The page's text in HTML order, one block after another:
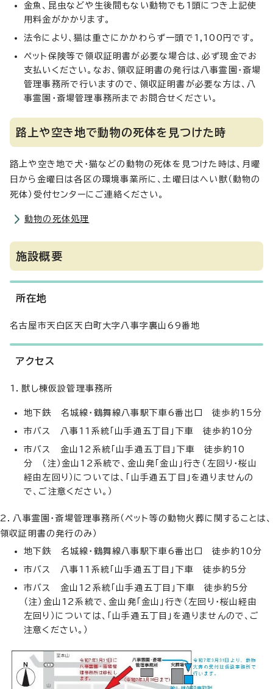
金魚、昆虫などや生後間もない動物でも1頭につき上記使
用料金がかかります。
法令により、猫は重さにかかわらず一頭で1,100円です。
ペット保険等で領収証明書が必要な場合は、必ず現金でお
支払いください。なお、領収証明書の発行は八事霊園・斎場
管理事務所で行いますので、領収証明書が必要な方は、八
事霊園・斎場管理事務所までお問合せください。
路上や空き地で動物の死体を見つけた時
路上や空き地で犬・猫などの動物の死体を見つけた時は、月曜
日から金曜日は各区の環境事業所に、土曜日はへい獣（動物の
死体）受付センターにご連絡ください。
動物の死体処理
施設概要
所在地
名古屋市天白区天白町大字八事字裏山69番地
アクセス
1．獣し棟仮設管理事務所
地下鉄 名城線・鶴舞線八事駅下車6番出口 徒歩約15分
市バス 八事11系統「山手通五丁目」下車 徒歩約10分
市バス 金山12系統「山手通五丁目」下車 徒歩約10
分 （注）金山12系統で、金山発「金山」行き（左回り・桜山
経由左回り）については、「山手通五丁目」を通りませんの
で、ご注意ください。）
2．八事霊園・斎場管理事務所（ペット等の動物火葬に関することは、
領収証明書の発行のみ）
地下鉄 名城線・鶴舞線八事駅下車6番出口 徒歩約10分
市バス 八事11系統「山手通五丁目」下車 徒歩約5分
市バス 金山12系統「山手通五丁目」下車 徒歩約5分
（注）金山12系統で、金山発「金山」行き（左回り・桜山経由
左回り）については、「山手通五丁目」を通りませんので、ご
注意ください。）